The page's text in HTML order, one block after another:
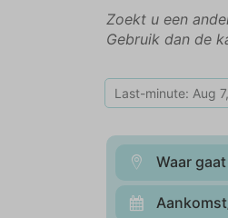
Zoekt u een
Gebruik dan de
Last-minute: Aug
Waar